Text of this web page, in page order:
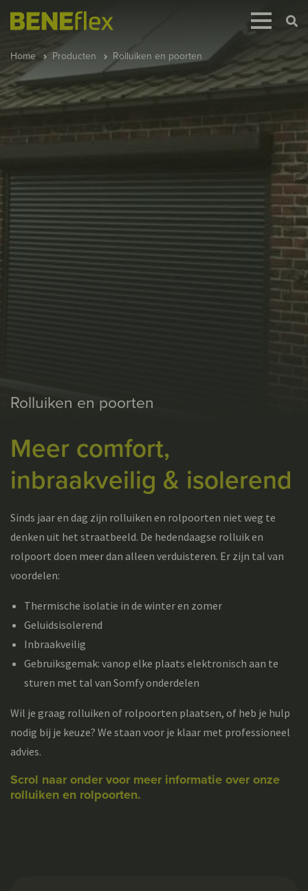
Home Producten Rolluiken en poorten
Rolluiken en poorten
Meer comfort,
inbraakveilig & isolerend
Sinds jaar en dag zijn rolluiken en rolpoorten niet weg te
denken uit het straatbeeld. De hedendaagse rolluik en
rolpoort doen meer dan alleen verduisteren. Er zijn tal van
voordelen:
Thermische isolatie in de winter en zomer
Geluidsisolerend
Inbraakveilig
Gebruiksgemak: vanop elke plaats elektronisch aan te
sturen met tal van Somfy onderdelen
Wil je graag rolluiken of rolpoorten plaatsen, of heb je hulp
nodig bij je keuze? We staan voor je klaar met professioneel
advies.
Scrol naar onder voor meer informatie over onze
rolluiken en rolpoorten.